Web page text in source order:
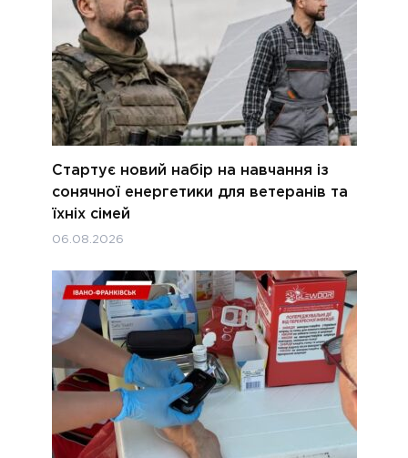
Стартує новий набір на навчання із
сонячної енергетики для ветеранів та
їхніх сімей
06.08.2026